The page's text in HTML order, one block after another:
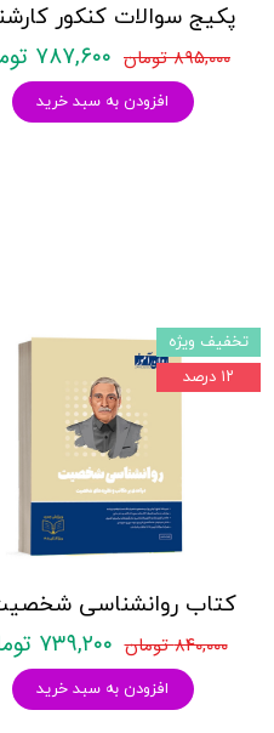
۸۹۵,۰۰۰ تومان ۷۸۷,۶۰۰ تومان
افزودن به سبد خرید
۸۴۰,۰۰۰ تومان ۷۳۹,۲۰۰ تومان
افزودن به سبد خرید
تخفیف ویژه
۱۲ درصد